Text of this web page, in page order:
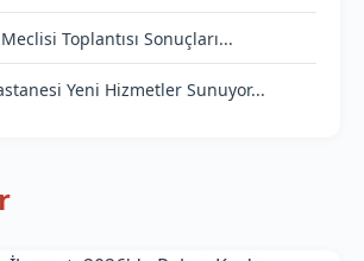
Toplantısı Sonuçları...
Yeni Hizmetler Sunuyor...